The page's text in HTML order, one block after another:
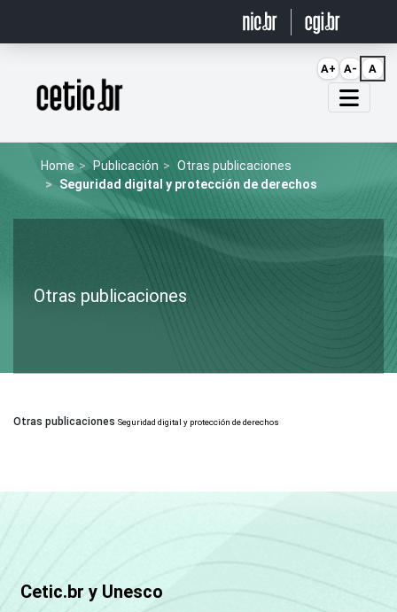
Página inicial
Home Publicación
Otras publicaciones
Seguridad digital y protección de derechos
Otras publicaciones
Otras publicaciones Seguridad digital y protección de derechos
Cetic.br y Unesco
A+ A- A